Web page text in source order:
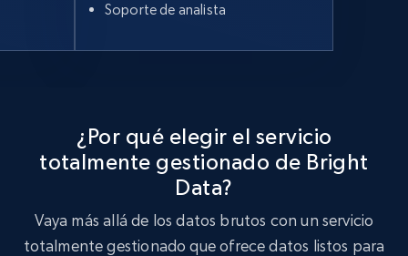
Soporte de analista
¿Por qué elegir el servicio
totalmente gestionado de Bright
Data?
Vaya más allá de los datos brutos con un servicio
totalmente gestionado que ofrece datos listos para